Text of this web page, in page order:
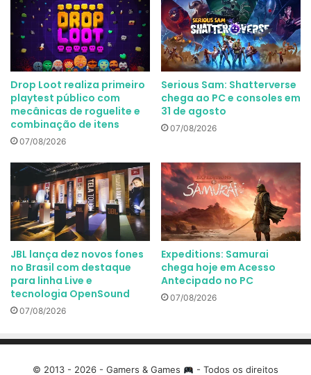
Drop Loot realiza primeiro
playtest público com
mecânicas de roguelite e
combinação de itens
07/08/2026
Serious Sam: Shatterverse
chega ao PC e consoles em
31 de agosto
07/08/2026
JBL lança dez novos fones
no Brasil com destaque
para linha Live e
tecnologia OpenSound
07/08/2026
Expeditions: Samurai
chega hoje em Acesso
Antecipado no PC
07/08/2026
© 2013 - 2026 - Gamers & Games - Todos os direitos